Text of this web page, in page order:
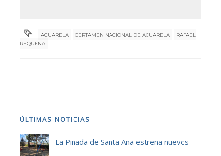
ACUARELA CERTAMEN NACIONAL DE ACUARELA
RAFAEL
REQUENA
ÚLTIMAS NOTICIAS
La Pinada de Santa Ana estrena nuevos